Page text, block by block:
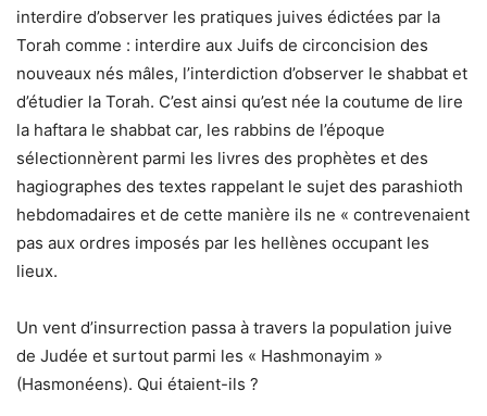
interdire d’observer les pratiques juives édictées par la
Torah comme : interdire aux Juifs de circoncision des
nouveaux nés mâles, l’interdiction d’observer le shabbat et
d’étudier la Torah. C’est ainsi qu’est née la coutume de lire
la haftara le shabbat car, les rabbins de l’époque
sélectionnèrent parmi les livres des prophètes et des
hagiographes des textes rappelant le sujet des parashioth
hebdomadaires et de cette manière ils ne « contrevenaient
pas aux ordres imposés par les hellènes occupant les
lieux.
Un vent d’insurrection passa à travers la population juive
de Judée et surtout parmi les « Hashmonayim »
(Hasmonéens). Qui étaient-ils ?